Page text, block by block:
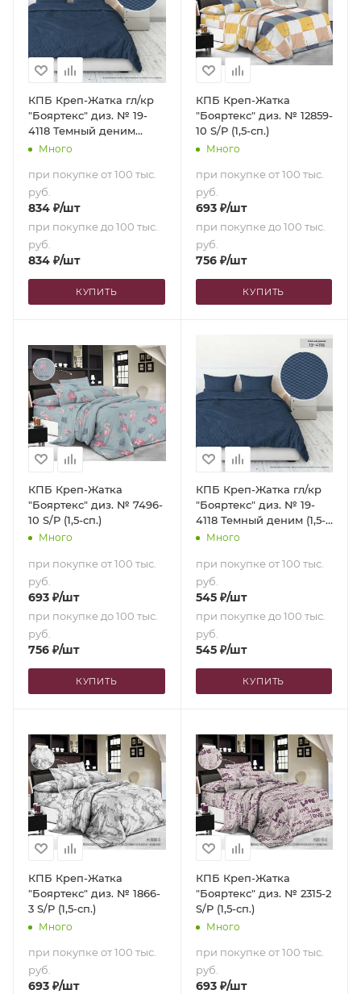
КПБ Креп-Жатка гл/кр
"Бояртекс" диз. № 19-
4118 Темный деним
(Семейный)
Много
при покупке от 100 тыс.
руб.
834 ₽/шт
при покупке до 100 тыс.
руб.
834 ₽/шт
КУПИТЬ
КПБ Креп-Жатка
"Бояртекс" диз. № 12859-
10 S/P (1,5-сп.)
Много
при покупке от 100 тыс.
руб.
693₽/шт
при покупке до 100 тыс.
руб.
756₽/шт
КУПИТЬ
КПБ Креп-Жатка
"Бояртекс" диз. № 7496-
10 S/P (1,5-сп.)
Много
при покупке от 100 тыс.
руб.
693 ₽/шт
при покупке до 100 тыс.
руб.
756 ₽/шт
КУПИТЬ
КПБ Креп-Жатка гл/кр
"Бояртекс" диз. № 19-
4118 Темный деним (1,5-
сп.)Много
при покупке от 100 тыс.
руб.
545₽/шт
при покупке до 100 тыс.
руб.
545₽/шт
КУПИТЬ
КПБ Креп-Жатка
"Бояртекс" диз. № 1866-
3 S/P (1,5-сп.)
Много
при покупке от 100 тыс.
руб.
693 ₽/шт
КПБ Креп-Жатка
"Бояртекс" диз. № 2315-2
S/P (1,5-сп.)
Много
при покупке от 100 тыс.
руб.
693₽/шт